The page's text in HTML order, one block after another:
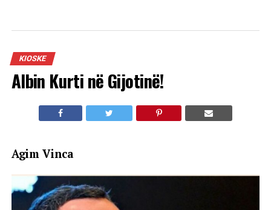
KIOSKE
Albin Kurti në Gijotinë!
Agim Vinca